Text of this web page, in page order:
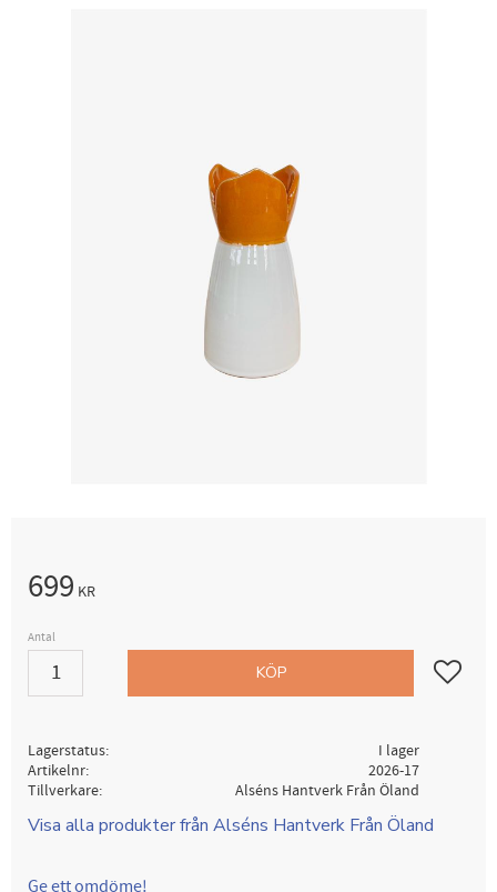
699 KR
Antal
KÖP Lägg till
Lagerstatus
I lager
Artikelnr
2026-17
Tillverkare
Alséns Hantverk Från Öland
Visa alla produkter från Alséns Hantverk Från Öland
Ge ett omdöme!